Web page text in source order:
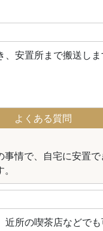
安置所まで搬送しま
よくある質問
情で、自宅に安置で
近所の喫茶店などで